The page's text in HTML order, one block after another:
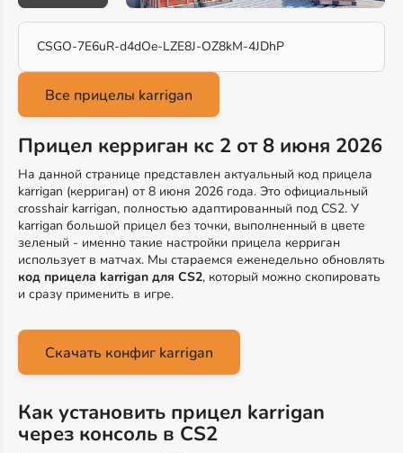
CSGO-7E6uR-d4dOe-LZE8J-OZ8kM-4JDhP
Прицел керриган кс 2 от 8 июня 2026
На данной странице представлен актуальный код прицела
karrigan (керриган) от 8 июня 2026 года. Это официальный
crosshair karrigan, полностью адаптированный под CS2. У
karrigan большой прицел без точки, выполненный в цвете
зеленый - именно такие настройки прицела керриган
использует в матчах. Мы стараемся еженедельно обновлять
код прицела karrigan для CS2, который можно скопировать
и сразу применить в игре.
Скачать конфиг karrigan
Как установить прицел karrigan
через консоль в CS2